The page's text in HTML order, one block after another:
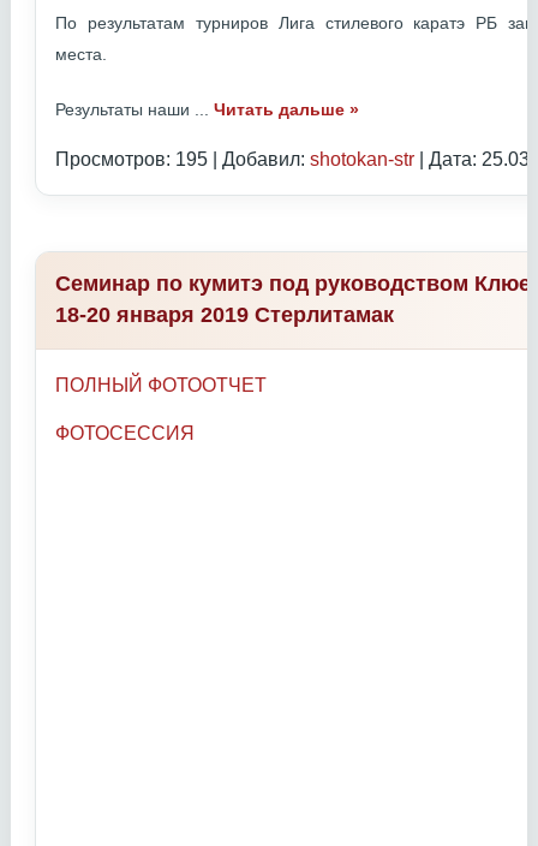
По результатам турниров Лига стилевого каратэ РБ
места.
Результаты наши Читать дальше »
Просмотров: 195 | Добавил: shotokan-str | Дата:
Семинар по кумитэ под руководством
18-20 января 2019 Стерлитамак
ПОЛНЫЙ ФОТООТЧЕТ
ФОТОСЕССИЯ